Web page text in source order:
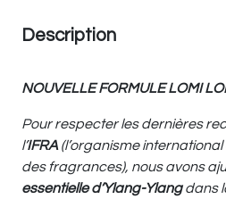
Description
NOUVELLE FORMULE LOMI
Pour respecter les dernières
l’IFRA (l’organisme
des fragrances), nous avons
essentielle d’Ylang-Ylangdans